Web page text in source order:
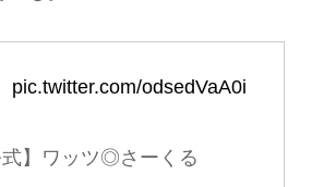
pic.twitter.com/odsedVaA0i
】ワッツ◎さーくる